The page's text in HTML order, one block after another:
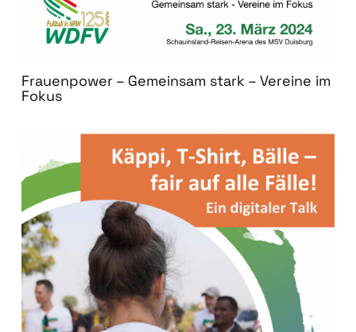
Frauenpower – Gemeinsam stark – Vereine im
Fokus